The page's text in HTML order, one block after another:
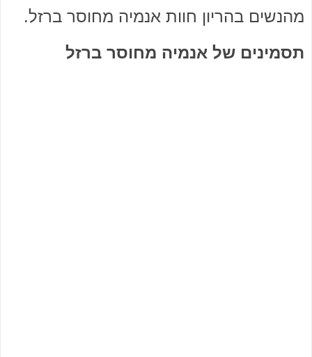
מהנשים בהריון חוות אנמיה מחוסר ברזל.
תסמינים של אנמיה מחוסר ברזל